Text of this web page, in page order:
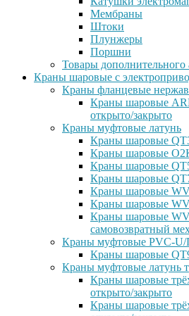
Мембраны
Штоки
Плунжеры
Поршни
Товары дополнительного
Краны шаровые с
Краны фланцевые
Краны шаровые
открыто/закрыто
Краны муфтовые латунь
Краны шаровые
Краны шаровые
Краны шаровые
Краны шаровые
Краны шаровые
Краны шаровые
Краны шаровые
самовозвратный
Краны муфтовые PVC-
Краны шаровые
Краны муфтовые латунь
Краны шаровые
открыто/закрыто
Краны шаровые